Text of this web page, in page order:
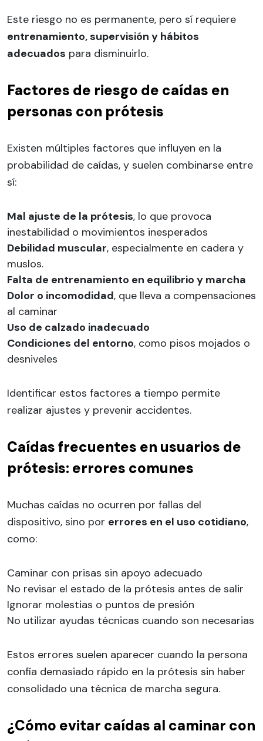
Este riesgo no es permanente, pero sí requiere
entrenamiento, supervisión y hábitos
adecuados para disminuirlo.
Factores de riesgo de caídas en
personas con prótesis
Existen múltiples factores que influyen en la
probabilidad de caídas, y suelen combinarse entre
sí:
Mal ajuste de la prótesis, lo que provoca
inestabilidad o movimientos inesperados
Debilidad muscular, especialmente en cadera y
muslos.
Falta de entrenamiento en equilibrio y marcha
Dolor o incomodidad, que lleva a compensaciones
al caminar
Uso de calzado inadecuado
Condiciones del entorno, como pisos mojados o
desniveles
Identificar estos factores a tiempo permite
realizar ajustes y prevenir accidentes.
Caídas frecuentes en usuarios de
prótesis: errores comunes
Muchas caídas no ocurren por fallas del
dispositivo, sino por errores en el uso cotidiano,
como:
Caminar con prisas sin apoyo adecuado
No revisar el estado de la prótesis antes de salir
Ignorar molestias o puntos de presión
No utilizar ayudas técnicas cuando son necesarias
Estos errores suelen aparecer cuando la persona
confía demasiado rápido en la prótesis sin haber
consolidado una técnica de marcha segura.
¿Cómo evitar caídas al caminar con